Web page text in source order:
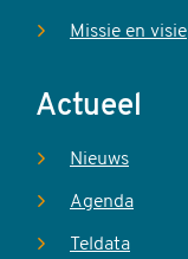
Missie en visie
Actueel
Nieuws
Agenda
Teldata